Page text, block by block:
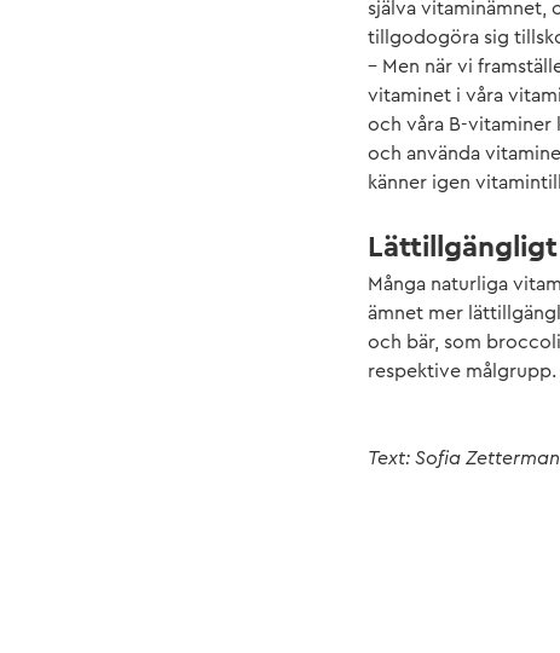
själva vitaminämnet,
tillgodogöra sig
– Men när vi
vitaminet i våra
och våra B-vitaminer
och använda
känner igen
Många naturliga
ämnet mer
och bär, som
respektive målgrupp.
Text: Sofia Zetterman